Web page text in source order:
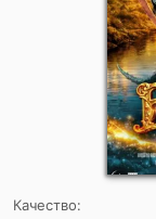
Качество: